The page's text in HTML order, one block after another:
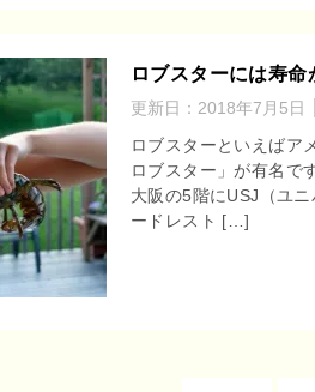
ロブスターには寿
更新日： 2018年7月5日
ロブスターといえばア
ロブスター」が有名で
大阪の5階にUSJ（ユ
ードレスト […]